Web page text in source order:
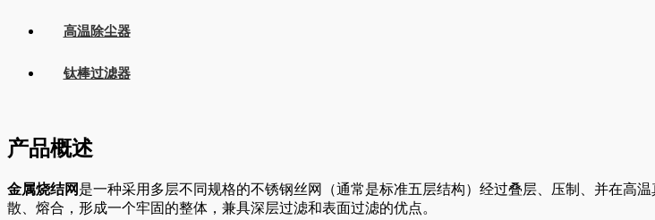
高温除尘器
钛棒过滤器
产品概述
金属烧结网是一种采用多层不同规格的不锈钢丝网（通常是标准五层结构）经过叠层、压制、并在高
散、熔合，形成一个牢固的整体，兼具深层过滤和表面过滤的优点。